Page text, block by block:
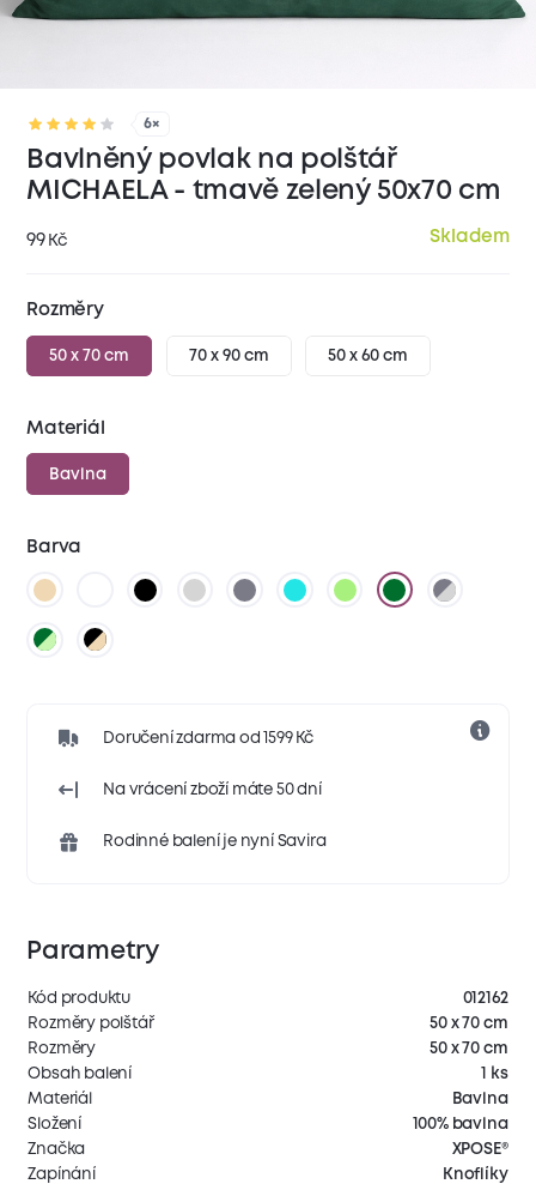
6×
Bavlněný povlak na polštář
MICHAELA - tmavě zelený 50x70 cm
99 Kč Skladem
Rozměry
50 x 70 cm 70 x 90 cm 50 x 60 cm
Materiál
Bavlna
Barva
Doručení zdarma od 1599 Kč
Na vrácení zboží máte 50 dní
Rodinné balení je nyní Savira
Parametry
Kód produktu
012162
Rozměry polštář
50 x 70 cm
Rozměry
50 x 70 cm
Obsah balení
1 ks
Materiál
Bavlna
Složení
100% bavlna
Značka
XPOSE®
Zapínání
Knoflíky